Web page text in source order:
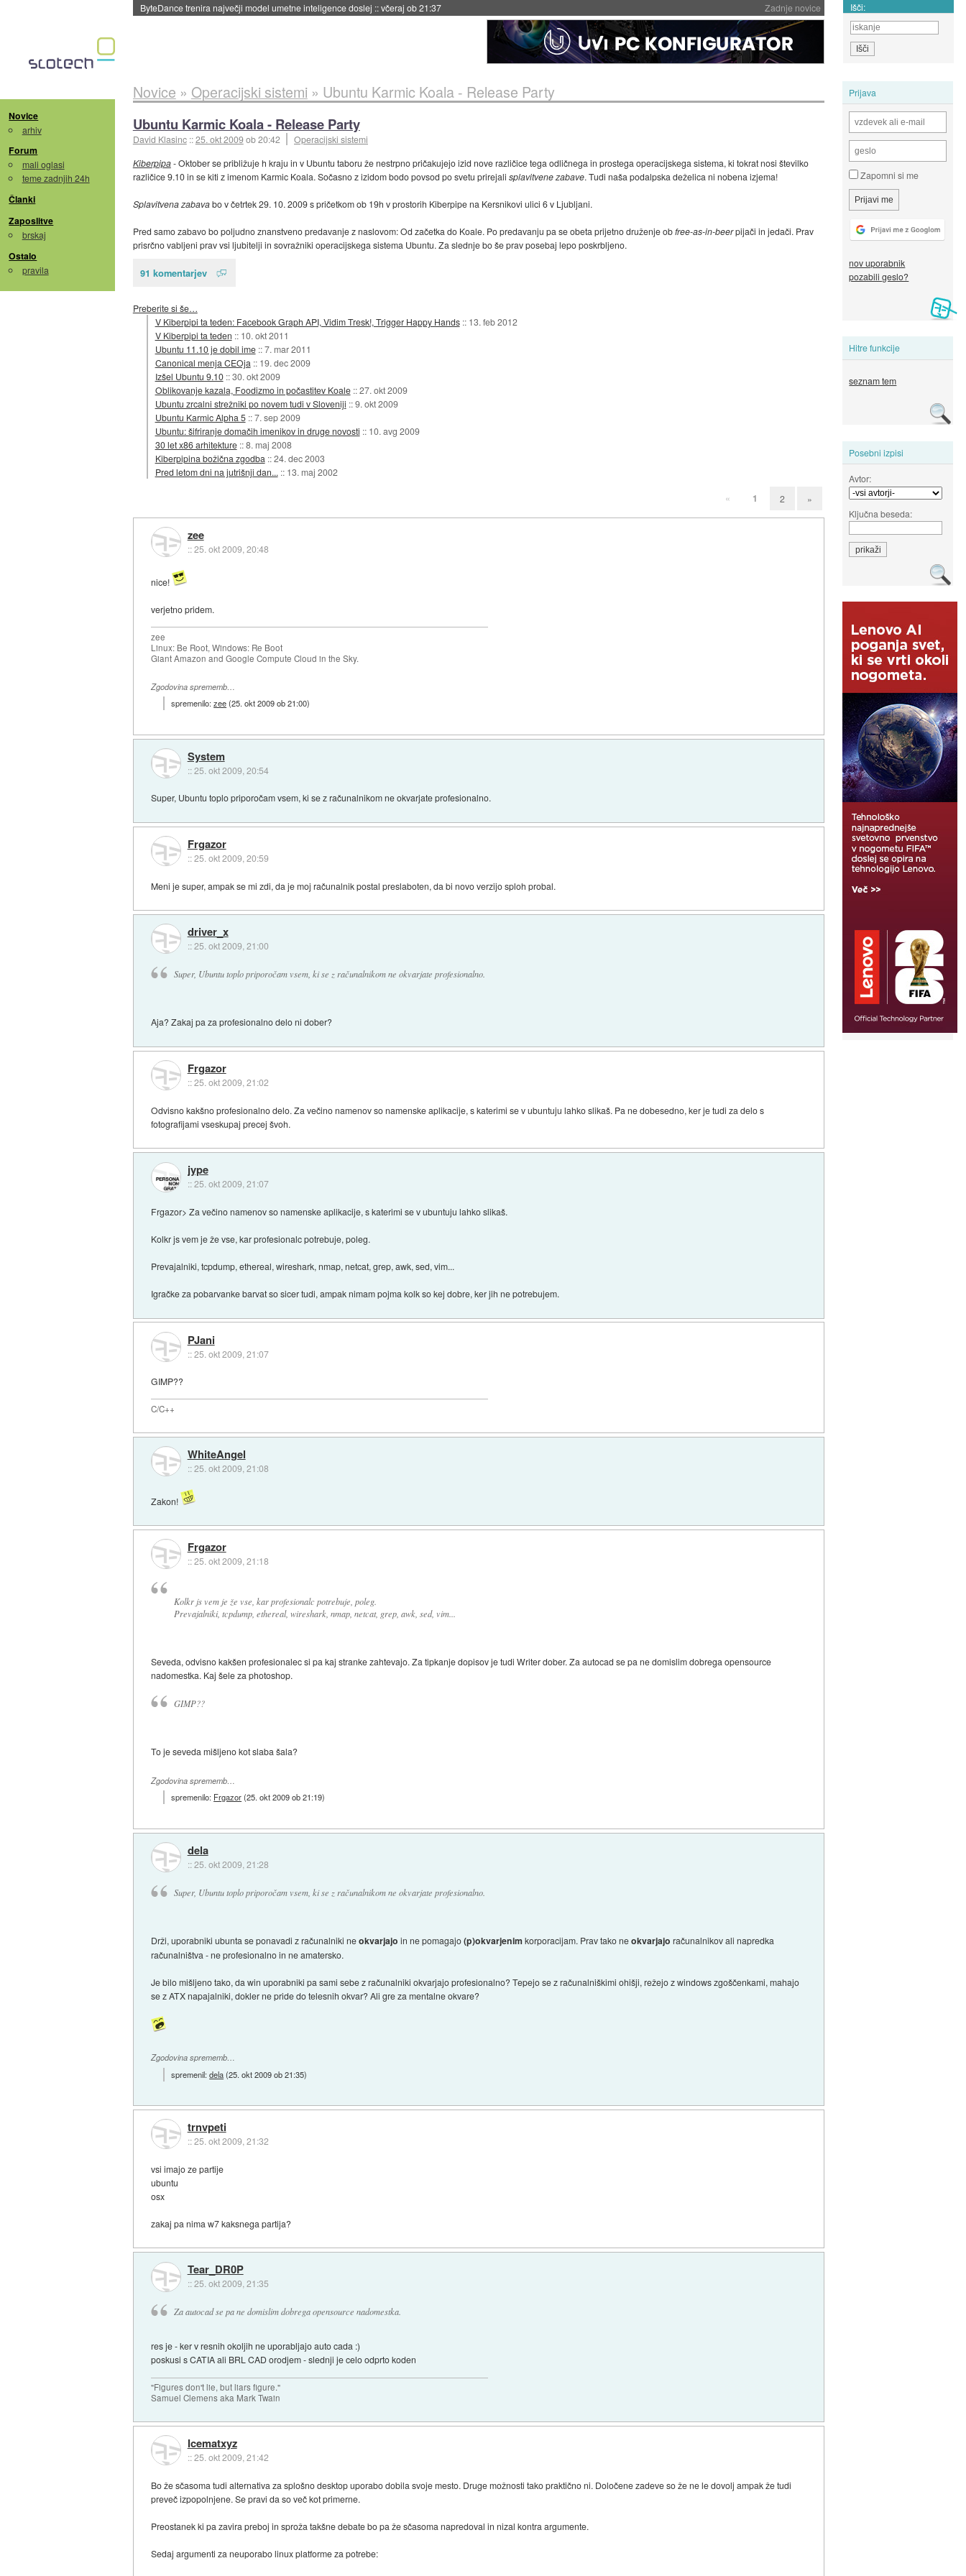
Zadnje novice
Spletne strani začele streči oglase za agente umetne inteligence::včeraj ob 21:23 Išči:
Novice
arhiv
Forum
mali oglasi
teme zadnjih 24h
Članki
Zaposlitve
brskaj
Ostalo
pravila
Prijava
Zapomni si me
nov uporabnik
pozabili geslo?
Hitre funkcije
seznam tem
Posebni izpisi
Avtor:
Ključna beseda:
Novice » Operacijski sistemi » Ubuntu Karmic Koala - Release Party
Ubuntu Karmic Koala - Release Party
David Klasinc ::25. okt 2009ob 20:42
Operacijski sistemi
Kiberpipa- Oktober se približuje h kraju in v Ubuntu taboru že nestrpno pričakujejo izid nove različice tega odličnega in prostega operacijskega sistema, ki tokrat nosi številko
različice 9.10 in se kiti z imenom Karmic Koala. Sočasno z izidom bodo povsod po svetu prirejali splavitvene zabave. Tudi naša podalpska deželica ni nobena izjema!
Splavitvena zabavabo v četrtek 29. 10. 2009 s pričetkom ob 19h v prostorih Kiberpipe na Kersnikovi ulici 6 v Ljubljani.
Pred samo zabavo bo poljudno znanstveno predavanje z naslovom: Od začetka do Koale. Po predavanju pa se obeta prijetno druženje obfree-as-in-beerpijači in jedači. Prav
prisrčno vabljeni prav vsi ljubitelji in sovražniki operacijskega sistema Ubuntu. Za slednje bo še prav posebaj lepo poskrbljeno.
91 komentarjev
Preberite si še…
V Kiberpipi ta teden: Facebook Graph API, Vidim Tresk!, Trigger Happy Hands :: 13. feb 2012
V Kiberpipi ta teden :: 10. okt 2011
Ubuntu 11.10 je dobil ime ::7. mar 2011
Canonical menja CEOja :: 19. dec 2009
Izšel Ubuntu 9.10 ::30. okt 2009
Oblikovanje kazala, Foodizmo in počastitev Koale ::27. okt 2009
Ubuntu zrcalni strežniki po novem tudi v Sloveniji ::9. okt 2009
Ubuntu Karmic Alpha 5 ::7. sep 2009
Ubuntu: šifriranje domačih imenikov in druge novosti :: 10. avg 2009
30 let x86 arhitekture ::8. maj 2008
Kiberpipina božična zgodba ::24. dec 2003
Pred letom dni na jutrišnji dan... :: 13. maj 2002
« 1 2 »
zee
::25. okt 2009, 20:48
nice!
verjetno pridem.
zee
Linux: Be Root, Windows: Re Boot
Giant Amazon and Google Compute Cloud in the Sky.
Zgodovina sprememb…
spremenilo:zee(25. okt 2009 ob 21:00)
System
::25. okt 2009, 20:54
Super, Ubuntu toplo priporočam vsem, ki se z računalnikom ne okvarjate profesionalno.
Frgazor
::25. okt 2009, 20:59
Meni je super, ampak se mi zdi, da je moj računalnik postal preslaboten, da bi novo verzijo sploh probal.
driver_x
::25. okt 2009, 21:00
Super, Ubuntu toplo priporočam vsem, ki se z računalnikom ne okvarjate profesionalno.
Aja? Zakaj pa za profesionalno delo ni dober?
Frgazor
::25. okt 2009, 21:02
Odvisno kakšno profesionalno delo. Za večino namenov so namenske aplikacije, s katerimi se v ubuntuju lahko slikaš. Pa ne dobesedno, ker je tudi za delo s
fotografijami vseskupaj precej švoh.
jype
::25. okt 2009, 21:07
Frgazor> Za večino namenov so namenske aplikacije, s katerimi se v ubuntuju lahko slikaš.
Kolkr js vem je že vse, kar profesionalc potrebuje, poleg.
Prevajalniki, tcpdump, ethereal, wireshark, nmap, netcat, grep, awk, sed, vim...
Igračke za pobarvanke barvat so sicer tudi, ampak nimam pojma kolk so kej dobre, ker jih ne potrebujem.
PJani
::25. okt 2009, 21:07
GIMP??
C/C++
WhiteAngel
::25. okt 2009, 21:08
Zakon!
Frgazor
::25. okt 2009, 21:18
Kolkr js vem je že vse, kar profesionalc potrebuje, poleg.
Prevajalniki, tcpdump, ethereal, wireshark, nmap, netcat, grep, awk, sed, vim...
Seveda, odvisno kakšen profesionalec si pa kaj stranke zahtevajo. Za tipkanje dopisov je tudi Writer dober. Za autocad se pa ne domislim dobrega opensource
nadomestka. Kaj šele za photoshop.
GIMP??
To je seveda mišljeno kot slaba šala?
Zgodovina sprememb…
spremenilo: Frgazor(25. okt 2009 ob 21:19)
dela
::25. okt 2009, 21:28
Super, Ubuntu toplo priporočam vsem, ki se z računalnikom ne okvarjate profesionalno.
Drži, uporabniki ubunta se ponavadi z računalniki neokvarjajo in ne pomagajo(p)okvarjenimkorporacijam. Prav tako neokvarjajo računalnikov ali napredka
računalništva - ne profesionalno in ne amatersko.
Je bilo mišljeno tako, da win uporabniki pa sami sebe z računalniki okvarjajo profesionalno? Tepejo se z računalniškimi ohišji, režejo z windows zgoščenkami, mahajo
se z ATX napajalniki, dokler ne pride do telesnih okvar? Ali gre za mentalne okvare?
Zgodovina sprememb…
spremenil:dela(25. okt 2009 ob 21:35)
trnvpeti
::25. okt 2009, 21:32
vsi imajo ze partije
ubuntu
osx
zakaj pa nima w7 kaksnega partija?
Tear_DR0P
::25. okt 2009, 21:35
Za autocad se pa ne domislim dobrega opensource nadomestka.
res je - ker v resnih okoljih ne uporabljajo auto cada :)
poskusi s CATIA ali BRL CAD orodjem - slednji je celo odprto koden
"Figures don't lie, but liars figure."
Samuel Clemens aka Mark Twain
Icematxyz
::25. okt 2009, 21:42
Bo že sčasoma tudi alternativa za splošno desktop uporabo dobila svoje mesto. Druge možnosti tako praktično ni. Določene zadeve so že ne le dovolj ampak že tudi
preveč izpopolnjene. Se pravi da so več kot primerne.
Preostanek ki pa zavira preboj in sproža takšne debate bo pa že sčasoma napredoval in nizal kontra argumente.
Sedaj argumenti za neuporabo linux platforme za potrebe: